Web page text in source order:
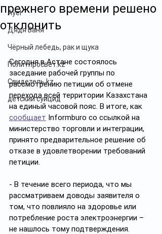
Ayel
Дядя Ваня
Чёрный лебедь, рак и щука
Политпросвет.kz
Свидетель.kz
детский суицид
прежнего времени решено
отклонить
Сегодня в Астане состоялось
заседание рабочей группы по
рассмотрению петиции об отмене
перехода всей территории Казахстана
на единый часовой пояс. В итоге, как
сообщает Informburo со ссылкой на
министерство торговли и интеграции,
принято предварительное решение об
отказе в удовлетворении требований
петиции.
- В течение всего периода, что мы
рассматриваем доводы заявителя о
том, что повлияло на здоровье или
потребление роста электроэнергии –
не нашлось тому подтверждения.